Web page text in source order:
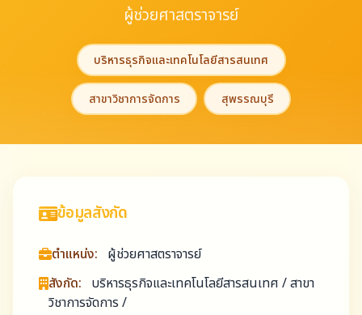
ผู้ช่วยศาสตราจารย์
บริหารธุรกิจและเทคโนโลยีสารสนเทศ
สาขาวิชาการจัดการ สุพรรณบุรี
ข้อมูลสังกัด
ตำแหน่ง: ผู้ช่วยศาสตราจารย์
สังกัด: บริหารธุรกิจและเทคโนโลยีสารสนเทศ / สาขา
วิชาการจัดการ /